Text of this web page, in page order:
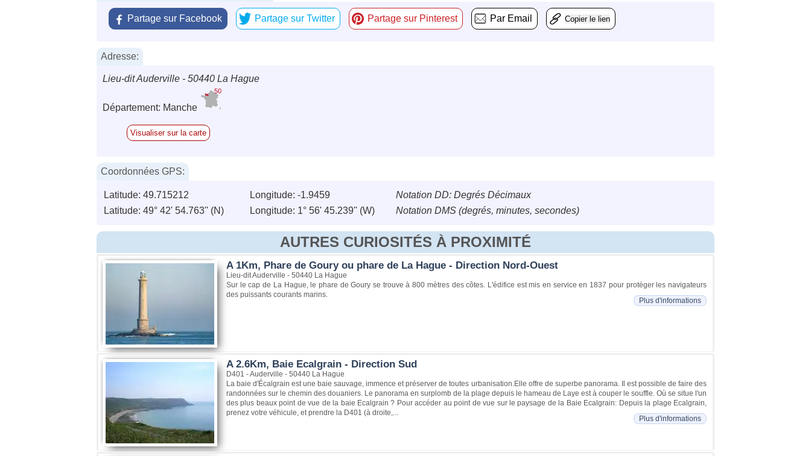
Partage sur Facebook Partage sur Twitter Partage sur Pinterest Par Email Copier le lien
Adresse:
Lieu-dit Auderville - 50440 La Hague
Département: Manche
50
Visualiser sur la carte
Coordonnées GPS:
Latitude: 49.715212 Longitude: -1.9459
Notation DD: Degrés Décimaux
Latitude: 49° 42' 54.763'' (N)
Longitude: 1° 56' 45.239'' (W) Notation DMS (degrés, minutes, secondes)
AUTRES CURIOSITÉS À PROXIMITÉ
A 1Km, Phare de Goury ou phare de La Hague - Direction Nord-Ouest
Lieu-dit Auderville - 50440 La Hague
Sur le cap de La Hague, le phare de Goury se trouve à 800 mètres des côtes. L'édifice est mis en service en 1837 pour protéger les navigateurs
des puissants courants marins.
Plus d'informations
A 2.6Km, Baie Ecalgrain - Direction Sud
D401 - Auderville - 50440 La Hague
La baie d'Écalgrain est une baie sauvage, immence et préserver de toutes urbanisation.Elle offre de superbe panorama. Il est possible de faire des
randonnées sur le chemin des douaniers. Le panorama en surplomb de la plage depuis le hameau de Laye est à couper le souffle. Où se situe l'un
des plus beaux point de vue de la baie Ecalgrain ? Pour accéder au point de vue sur le paysage de la Baie Ecalgrain: Depuis la plage Ecalgrain,
prenez votre véhicule, et prendre la D401 (à droite,...
Plus d'informations